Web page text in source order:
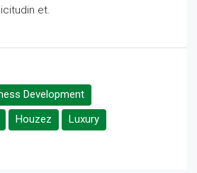
et.
Development
Houzez
Luxury